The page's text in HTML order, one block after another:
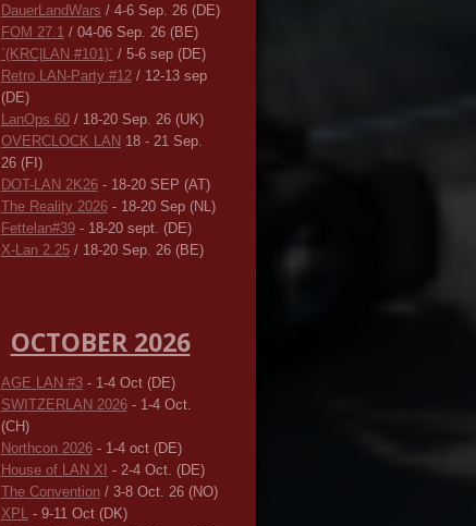
DauerLandWars / 4-6 Sep. 26 (DE)
FOM 27.1/ 04-06 Sep. 26 (BE)
`(KRC|LAN #101)´ / 5-6 sep (DE)
Retro LAN-Party #12/ 12-13 sep
(DE)
LanOps 60/ 18-20 Sep. 26 (UK)
OVERCLOCK LAN 18 - 21 Sep.
26 (FI)
DOT-LAN 2K26- 18-20 SEP (AT)
The Reality 2026- 18-20 Sep (NL)
Fettelan#39- 18-20 sept. (DE)
X-Lan 2.25/ 18-20 Sep. 26 (BE)
OCTOBER 2026
AGE LAN #3- 1-4 Oct (DE)
SWITZERLAN 2026- 1-4 Oct.
(CH)
Northcon 2026- 1-4 oct (DE)
House of LAN XI - 2-4 Oct. (DE)
The Convention/ 3-8 Oct. 26 (NO)
XPL- 9-11 Oct (DK)